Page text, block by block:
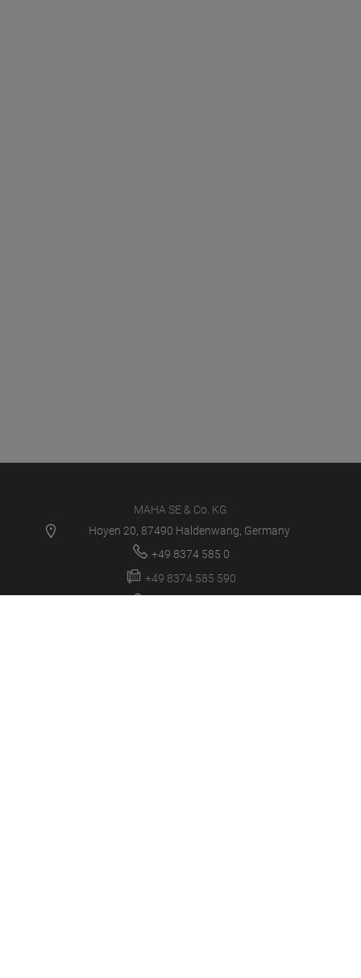
MAHA SE & Co. KG
Hoyen 20, 87490 Haldenwang, Germany
+49 8374 585 0
+49 8374 585 590